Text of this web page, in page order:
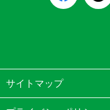
サイトマップ